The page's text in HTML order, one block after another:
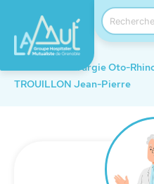
Chirurgie Oto-
TROUILLON Jean-Pierre